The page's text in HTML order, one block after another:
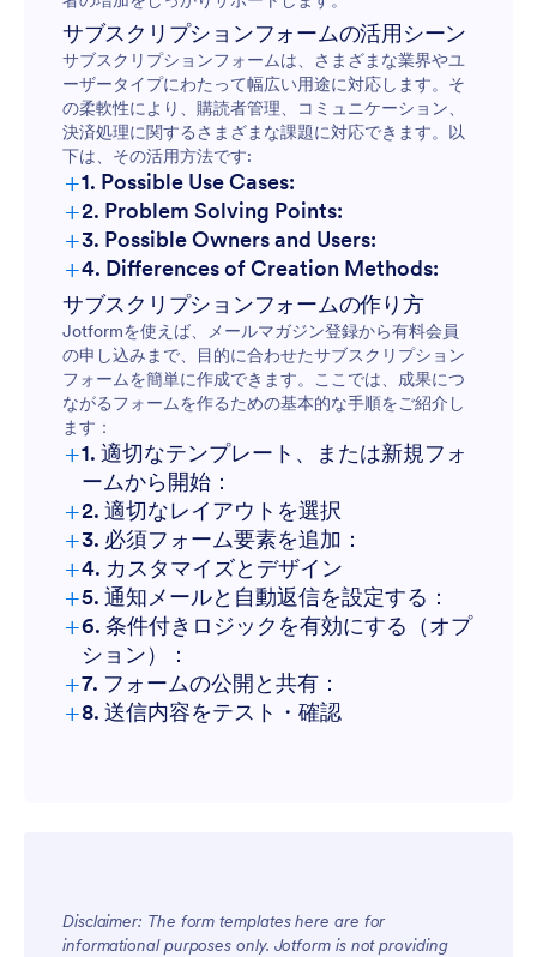
サブスクリプションフォームの活用シーン
サブスクリプションフォームは、さまざまな業界やユ
ーザータイプにわたって幅広い用途に対応します。そ
の柔軟性により、購読者管理、コミュニケーション、
決済処理に関するさまざまな課題に対応できます。以
下は、その活用方法です:
+1. Possible Use Cases:
+2. Problem Solving Points:
+3. Possible Owners and Users:
+4. Differences of Creation Methods:
サブスクリプションフォームの作り方
Jotformを使えば、メールマガジン登録から有料会員
の申し込みまで、目的に合わせたサブスクリプション
フォームを簡単に作成できます。ここでは、成果につ
ながるフォームを作るための基本的な手順をご紹介し
ます：
+1. 適切なテンプレート、または新規フォ
ームから開始：
+2. 適切なレイアウトを選択
+3. 必須フォーム要素を追加：
+4. カスタマイズとデザイン
+5. 通知メールと自動返信を設定する：
+6. 条件付きロジックを有効にする（オプ
ション）：
+7. フォームの公開と共有：
+8. 送信内容をテスト・確認
Disclaimer: The form templates here are for
informational purposes only. Jotform is not providing